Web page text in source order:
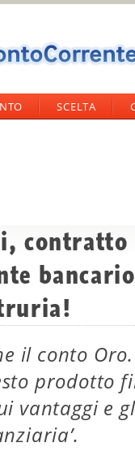
SCELTA
il conto
prodotto
vantaggi e